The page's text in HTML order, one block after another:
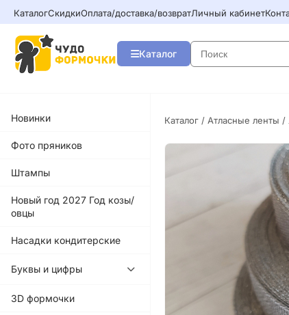
КаталогСкидкиОплата/доставка/возвратЛичный кабинет
Каталог
Новинки
Фото пряников
Штампы
Новый год 2027 Год козы/
овцы
Насадки кондитерские
Буквы и цифры
3D формочки
Каталог / Атласные ленты /